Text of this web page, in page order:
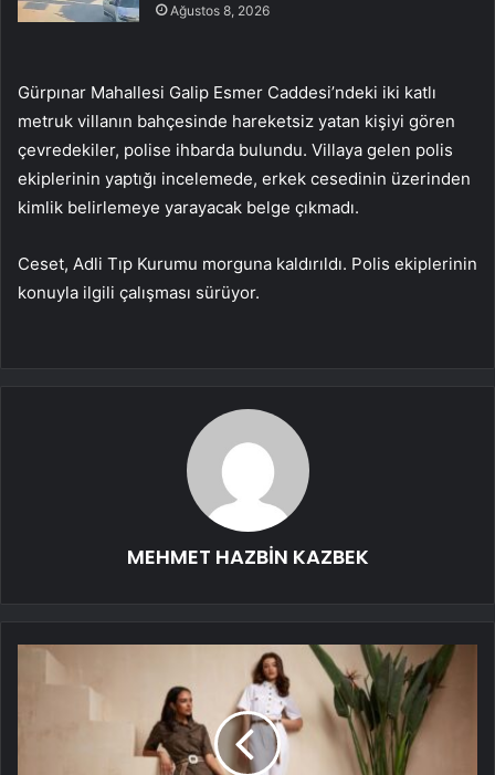
Ağustos 8, 2026
Gürpınar Mahallesi Galip Esmer Caddesi’ndeki iki katlı
metruk villanın bahçesinde hareketsiz yatan kişiyi gören
çevredekiler, polise ihbarda bulundu. Villaya gelen polis
ekiplerinin yaptığı incelemede, erkek cesedinin üzerinden
kimlik belirlemeye yarayacak belge çıkmadı.
Ceset, Adli Tıp Kurumu morguna kaldırıldı. Polis ekiplerinin
konuyla ilgili çalışması sürüyor.
MEHMET HAZBİN KAZBEK